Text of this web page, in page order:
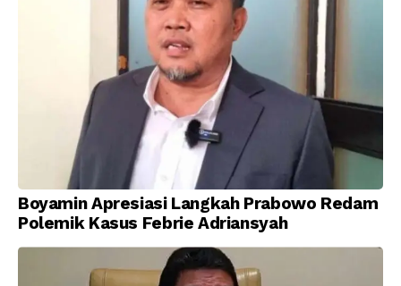
Boyamin Apresiasi Langkah Prabowo Redam
Polemik Kasus Febrie Adriansyah